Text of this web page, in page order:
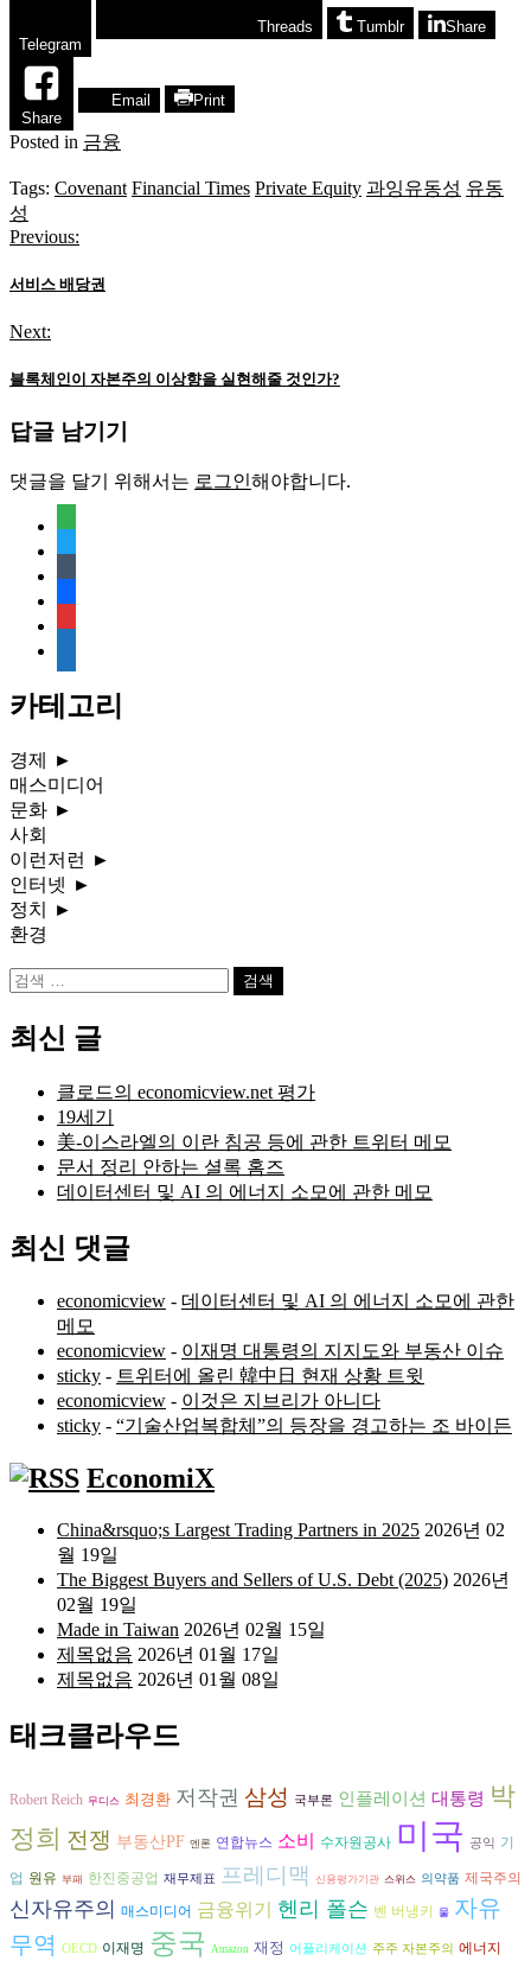
Telegram
Threads Tumblr Share
Share
Email Print
Posted in 금융
Tags: Covenant Financial Times Private Equity 과잉유동성 유동
성
글
탐
색
Previous:
서비스 배당권
Next:
블록체인이 자본주의 이상향을 실현해줄 것인가?
답글 남기기
댓글을 달기 위해서는 로그인해야합니다.
document
카테고리
경제
►
매스미디어
문화 ►
사회
이런저런
►
인터넷 ►
정치
►
환경
검
최신 글
클로드의 economicview.net 평가
19세기
美-이스라엘의 이란 침공 등에 관한 트위터 메모
문서 정리 안하는 셜록 홈즈
데이터센터 및 AI 의 에너지 소모에 관한 메모
최신 댓글
economicview - 데이터센터 및 AI 의 에너지 소모에 관한
메모
economicview - 이재명 대통령의 지지도와 부동산 이슈
sticky - 트위터에 올린 韓中日 현재 상황 트윗
economicview - 이것은 지브리가 아니다
sticky - “기술산업복합체”의 등장을 경고하는 조 바이든
EconomiX
China&rsquo;s Largest Trading Partners in 2025 2026년 02
월 19일
The Biggest Buyers and Sellers of U.S. Debt (2025) 2026년
02월 19일
Made in Taiwan 2026년 02월 15일
제목없음 2026년 01월 17일
제목없음 2026년 01월 08일
태크클라우드
Robert Reich 무디스 최경환 저작권 삼성 국부론 인플레이션 대통령 박
정희 전쟁 부동산PF 엔론 연합뉴스 소비 수자원공사 미국 공익 기
업 원유 부패 한진중공업 재무제표 프레디맥 신용평가기관 스위스 의약품 제국주의
신자유주의 매스미디어 금융위기 헨리 폴슨 벤 버냉키 물 자유
무역
OECD 이재명 중국 Amazon 재정 어플리케이션 주주 자본주의 에너지